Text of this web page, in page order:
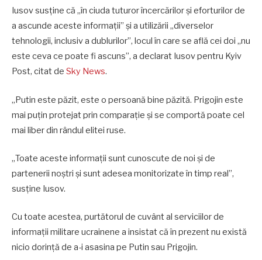
Iusov susține că „în ciuda tuturor încercărilor și eforturilor de
a ascunde aceste informații” și a utilizării „diverselor
tehnologii, inclusiv a dublurilor”, locul în care se află cei doi „nu
este ceva ce poate fi ascuns”, a declarat Iusov pentru Kyiv
Post, citat de Sky News.
„Putin este păzit, este o persoană bine păzită. Prigojin este
mai puțin protejat prin comparație și se comportă poate cel
mai liber din rândul elitei ruse.
„Toate aceste informații sunt cunoscute de noi și de
partenerii noștri și sunt adesea monitorizate în timp real”,
susține Iusov.
Cu toate acestea, purtătorul de cuvânt al serviciilor de
informații militare ucrainene a insistat că în prezent nu există
nicio dorință de a-i asasina pe Putin sau Prigojin.